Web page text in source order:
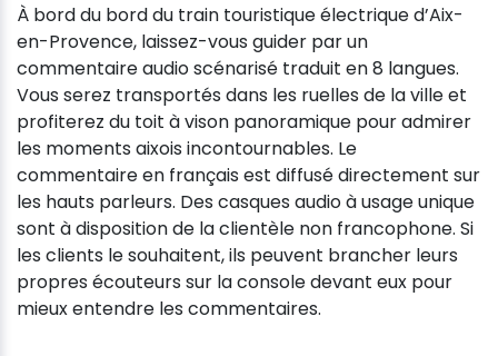
À bord du bord du train touristique électrique d’Aix-
en-Provence, laissez-vous guider par un
commentaire audio scénarisé traduit en 8 langues.
Vous serez transportés dans les ruelles de la ville et
profiterez du toit à vison panoramique pour admirer
les moments aixois incontournables. Le
commentaire en français est diffusé directement sur
les hauts parleurs. Des casques audio à usage unique
sont à disposition de la clientèle non francophone. Si
les clients le souhaitent, ils peuvent brancher leurs
propres écouteurs sur la console devant eux pour
mieux entendre les commentaires.